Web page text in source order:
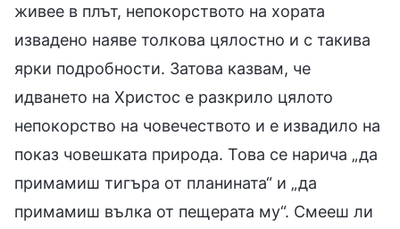
живее в плът, непокорството на хората
извадено наяве толкова цялостно и с такива
ярки подробности. Затова казвам, че
идването на Христос е разкрило цялото
непокорство на човечеството и е извадило на
показ човешката природа. Това се нарича „да
примамиш тигъра от планината“ и „да
примамиш вълка от пещерата му“. Смееш ли